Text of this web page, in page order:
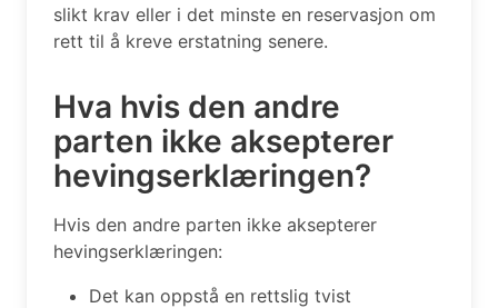
slikt krav eller i det minste en reservasjon om
rett til å kreve erstatning senere.
Hva hvis den andre
parten ikke aksepterer
hevingserklæringen?
Hvis den andre parten ikke aksepterer
hevingserklæringen:
Det kan oppstå en rettslig tvist